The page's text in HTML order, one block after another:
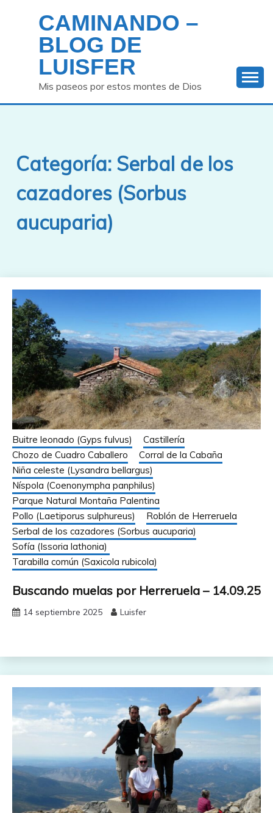
contenido
CAMINANDO –
BLOG DE
LUISFER
Mis paseos por estos montes de Dios
Categoría: Serbal de los
cazadores (Sorbus
aucuparia)
Buitre leonado (Gyps fulvus)
Castillería
Chozo de Cuadro Caballero
Corral de la Cabaña
Niña celeste (Lysandra bellargus)
Níspola (Coenonympha panphilus)
Parque Natural Montaña Palentina
Pollo (Laetiporus sulphureus)
Roblón de Herreruela
Serbal de los cazadores (Sorbus aucuparia)
Sofía (Issoria lathonia)
Tarabilla común (Saxicola rubicola)
Buscando muelas por Herreruela – 14.09.25
14 septiembre 2025 Luisfer